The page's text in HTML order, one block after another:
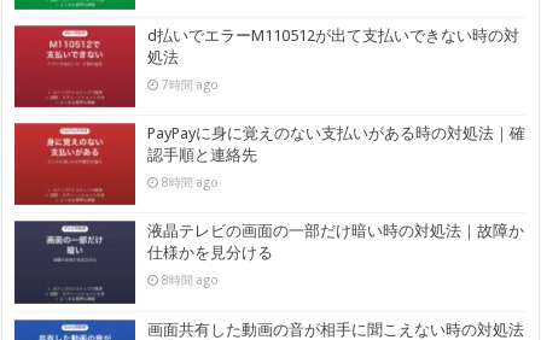
d払いでエラーM110512が出て支払いできない時の対
処法
7時間 ago
PayPayに身に覚えのない支払いがある時の対処法｜確
認手順と連絡先
8時間 ago
液晶テレビの画面の一部だけ暗い時の対処法｜故障か
仕様かを見分ける
8時間 ago
画面共有した動画の音が相手に聞こえない時の対処法